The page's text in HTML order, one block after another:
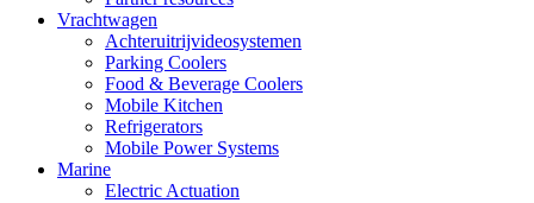
Vrachtwagen
Achteruitrijvideosystemen
Parking Coolers
Food & Beverage Coolers
Mobile Kitchen
Refrigerators
Mobile Power Systems
Marine
Electric Actuation